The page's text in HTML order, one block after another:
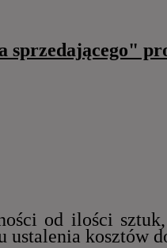
sprzedającego"
od ilości
ustalenia kosztów